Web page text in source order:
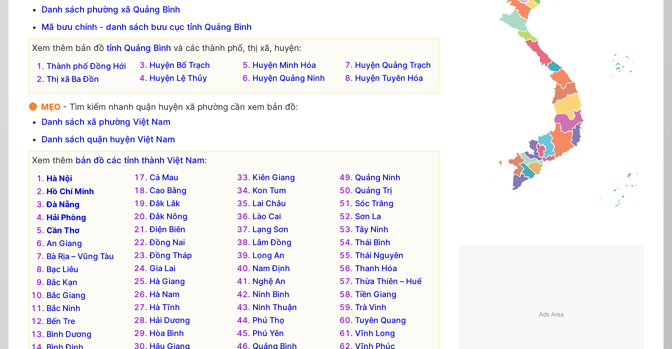
Danh sách phường xã Quảng Bình
Mã bưu chính - danh sách bưu cục tỉnh Quảng Bình
Xem thêm bản đồ tỉnh Quảng Bình và các thành phố, thị xã, huyện:
Thành phố Đồng Hới
Thị xã Ba Đồn
Huyện Bố Trạch
Huyện Lệ Thủy
Huyện Minh Hóa
Huyện Quảng Ninh
Huyện Quảng Trạch
Huyện Tuyên Hóa
🔴 MẸO - Tìm kiếm nhanh quận huyện xã phường cần xem bản đồ:
Danh sách xã phường Việt Nam
Danh sách quận huyện Việt Nam
Xem thêm bản đồ các tỉnh thành Việt Nam:
Hà Nội
Hồ Chí Minh
Đà Nẵng
Hải Phòng
Cần Thơ
An Giang
Bà Rịa – Vũng Tàu
Bạc Liêu
Bắc Kạn
Bắc Giang
Bắc Ninh
Bến Tre
Bình Dương
Cà Mau
Cao Bằng
Đắk Lắk
Đắk Nông
Điện Biên
Đồng Nai
Đồng Tháp
Gia Lai
Hà Giang
Hà Nam
Hà Tĩnh
Hải Dương
Hòa Bình
Hậu Giang
Kiên Giang
Kon Tum
Lai Châu
Lào Cai
Lạng Sơn
Lâm Đồng
Long An
Nam Định
Nghệ An
Ninh Bình
Ninh Thuận
Phú Thọ
Phú Yên
Quảng Bình
Quảng Ninh
Quảng Trị
Sóc Trăng
Sơn La
Tây Ninh
Thái Bình
Thái Nguyên
Thanh Hóa
Thừa Thiên – Huế
Tiền Giang
Trà Vinh
Tuyên Quang
Vĩnh Long
Vĩnh Phúc